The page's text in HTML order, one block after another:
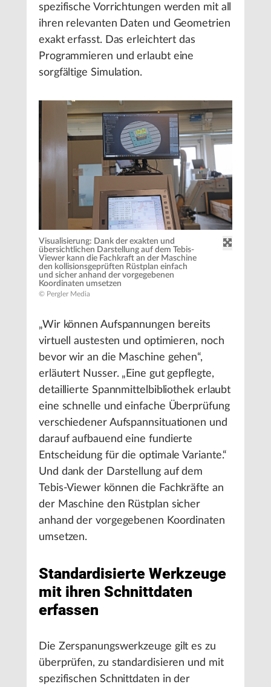
spezifische Vorrichtungen werden mit all
ihren relevanten Daten und Geometrien
exakt erfasst. Das erleichtert das
Programmieren und erlaubt eine
sorgfältige Simulation.
Visualisierung: Dank der exakten und
übersichtlichen Darstellung auf dem Tebis-
Viewer kann die Fachkraft an der Maschine
den kollisionsgeprüften Rüstplan einfach
und sicher anhand der vorgegebenen
Koordinaten umsetzen
© Pergler Media
„Wir können Aufspannungen bereits
virtuell austesten und optimieren, noch
bevor wir an die Maschine gehen“,
erläutert Nusser. „Eine gut gepflegte,
detaillierte Spannmittelbibliothek erlaubt
eine schnelle und einfache Überprüfung
verschiedener Aufspannsituationen und
darauf aufbauend eine fundierte
Entscheidung für die optimale Variante.“
Und dank der Darstellung auf dem
Tebis-Viewer können die Fachkräfte an
der Maschine den Rüstplan sicher
anhand der vorgegebenen Koordinaten
umsetzen.
Standardisierte Werkzeuge
mit ihren Schnittdaten
erfassen
Die Zerspanungswerkzeuge gilt es zu
überprüfen, zu standardisieren und mit
spezifischen Schnittdaten in der